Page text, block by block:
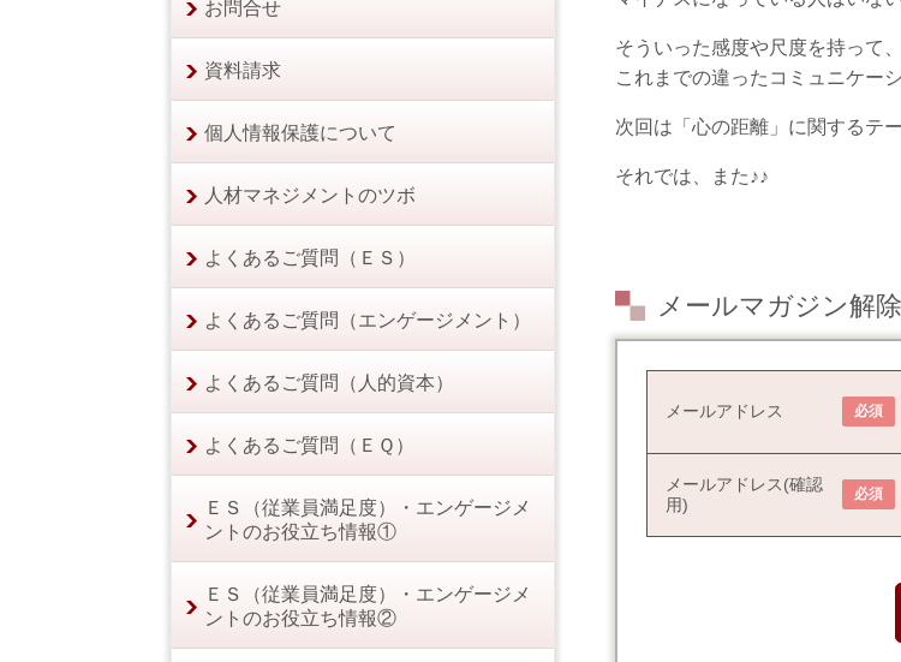
そういった感度や尺度を持って
これまでの違ったコミュニケー
次回は「心の距離」に関するテ
それでは、また♪♪
メールマガジン解
メールアドレス
必須
メールアドレス(確認
用)
必須
お問合せ
資料請求
個人情報保護について
人材マネジメントのツボ
よくあるご質問（ＥＳ）
よくあるご質問（エンゲージメント）
よくあるご質問（人的資本）
よくあるご質問（ＥＱ）
ＥＳ（従業員満足度）・エンゲージメ
ントのお役立ち情報①
ＥＳ（従業員満足度）・エンゲージメ
ントのお役立ち情報②